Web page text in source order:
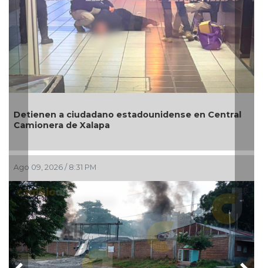
Detienen a ciudadano estadounidense en Central
Camionera de Xalapa
Ago 09, 2026 / 8:31 PM